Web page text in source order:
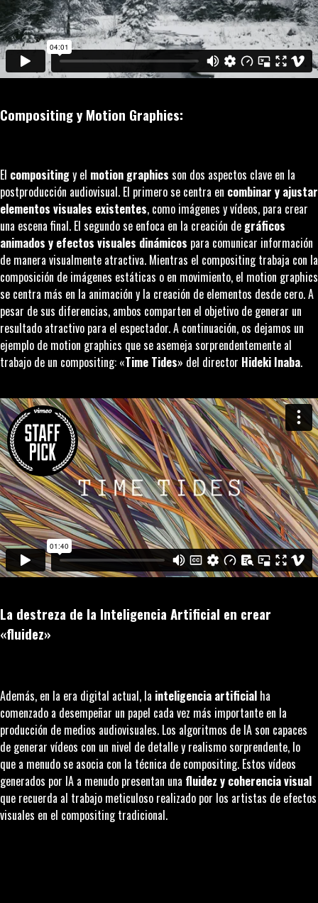
Compositingy Motion Graphics:
El compositingy el motion graphics son dos aspectos clave en la
postproducción audiovisual. El primero se centra en combinar y ajustar
elementos visuales existentes, como imágenes y vídeos, para crear
una escena final. El segundo se enfoca en la creación de gráficos
animados y efectos visuales dinámicos para comunicar información
de manera visualmente atractiva. Mientras el compositingtrabaja con la
composición de imágenes estáticas o en movimiento, el motion graphics
se centra más en la animación y la creación de elementos desde cero. A
pesar de sus diferencias, ambos comparten el objetivo de generar un
resultado atractivo para el espectador. A continuación, os dejamos un
ejemplo de motion graphics que se asemeja sorprendentemente al
trabajo de un compositing: «Time Tides» del director Hideki Inaba.
La destreza de la Inteligencia Artificial en crear
«fluidez»
Además, en la era digital actual, la inteligencia artificial ha
comenzado a desempeñar un papel cada vez más importante en la
producción de medios audiovisuales. Los algoritmos de IA son capaces
de generar vídeos con un nivel de detalle y realismo sorprendente, lo
que a menudo se asocia con la técnica de compositing. Estos vídeos
generados por IA a menudo presentan una fluidez y coherencia visual
que recuerda al trabajo meticuloso realizado por los artistas de efectos
visuales en el compositingtradicional.